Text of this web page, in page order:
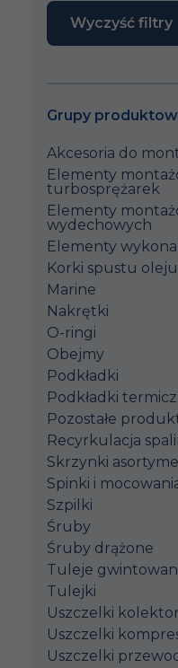
Wyczyść filtry
Grupy
Akcesoria do
Elementy
turbosprężarek
Elementy
wydechowych
Elementy
Korki spustu oleju
Marine
Nakrętki
O-ringi
Obejmy
Podkładki
Podkładki
Pozostałe
Recyrkulacja
Skrzynki
Spinki i
Szpilki
Śruby
Śruby drążone
Tuleje
Tulejki
Uszczelki
Uszczelki
Uszczelki